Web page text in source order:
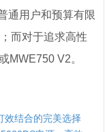
通用户和预算有限
而对于追求高性
MWE750 V2。
效结合的完美选择